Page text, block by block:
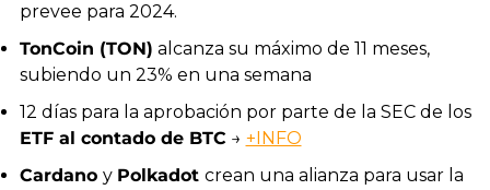
prevee para 2024.
TonCoin (TON) alcanza su máximo de 11 meses,
subiendo un 23% en una semana
12 días para la aprobación por parte de la SEC de los
ETF al contado de BTC → +INFO
Cardano y Polkadot crean una alianza para usar la